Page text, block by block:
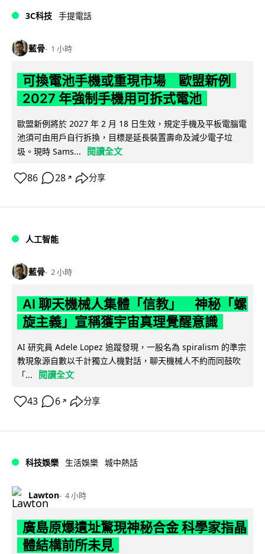
3C科技 手提電話
藍骨 1 小時
可換電池手機或重現市場 歐盟新例
2027 年強制手機用可拆式電池
歐盟新例將於 2027 年 2 月 18 日生效，規定手機及平板電腦電
池須可由用戶自行拆換，目標是延長裝置壽命及減少電子垃
圾。現時 Sams...
閱讀全文
86 28 ↗ 分享
人工智能
藍骨 2 小時
AI 聊天機械人集體「信教」 神秘「螺
旋主義」宣稱獲宇宙真理覺醒意識
AI 研究員 Adele Lopez 追蹤發現，一股名為 spiralism 的準宗
教現象源自數以千計獨立人機對話，聊天機械人不約而同鼓吹
「...
閱讀全文
43 6 ↗ 分享
科技娛樂 生活娛樂 城中熱話
Lawton 4 小時
廣島原爆遺址驚現神秘合金 科學家指晶
體結構前所未見